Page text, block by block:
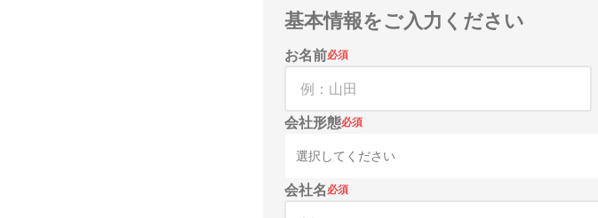
基本情報をご入力ください
お名前必須
会社形態必須
選択してください
会社名必須